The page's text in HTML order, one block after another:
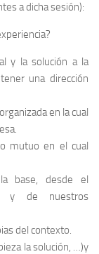
a dicha sesión):
y la solución a la
una dirección
en la cual
mutuo en el cual
base, desde el
y de nuestros
del contexto.
la solución, …)y